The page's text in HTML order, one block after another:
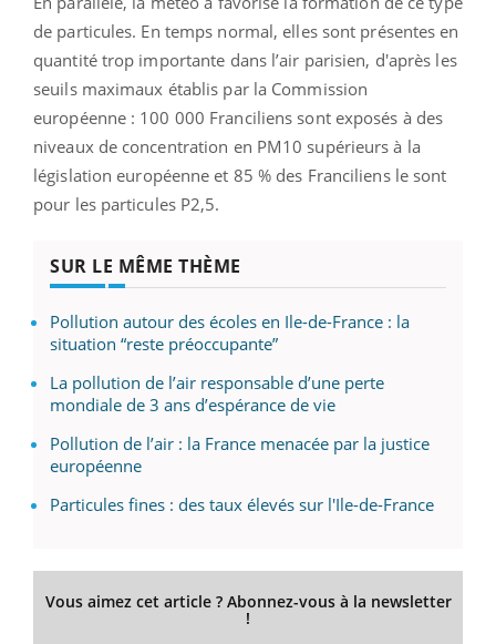
de particules. En temps normal, elles sont présentes en
quantité trop importante dans l’air parisien, d'après les
seuils maximaux établis par la Commission
européenne : 100 000 Franciliens sont exposés à des
niveaux de concentration en PM10 supérieurs à la
législation européenne et 85 % des Franciliens le sont
pour les particules P2,5.
SUR LE MÊME THÈME
Pollution autour des écoles en Ile-de-France : la
situation “reste préoccupante”
La pollution de l’air responsable d’une perte
mondiale de 3 ans d’espérance de vie
Pollution de l’air : la France menacée par la justice
européenne
Particules fines : des taux élevés sur l'Ile-de-France
Vous aimez cet article ? Abonnez-vous à la newsletter
!